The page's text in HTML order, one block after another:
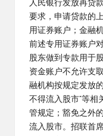
人民银行发放再贷
要求，申请贷款的
用证券账户；金融
前述专用证券账户
股东做到专款用于
资金账户不允许支
融机构按规定发放
不得流入股市”等相
管规定；豁免之外
流入股市。招联首